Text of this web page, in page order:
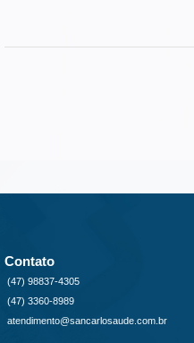
Contato
(47) 98837-4305
(47) 3360-8989
atendimento@sancarlosaude.com.br